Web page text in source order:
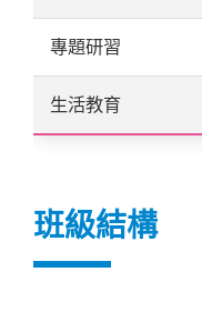
專題研習
生活教育
班級結構